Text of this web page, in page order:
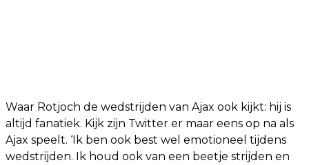
Waar Rotjoch de wedstrijden van Ajax ook kijkt: hij is
altijd fanatiek. Kijk zijn Twitter er maar eens op na als
Ajax speelt. ‘Ik ben ook best wel emotioneel tijdens
wedstrijden. Ik houd ook van een beetje strijden en